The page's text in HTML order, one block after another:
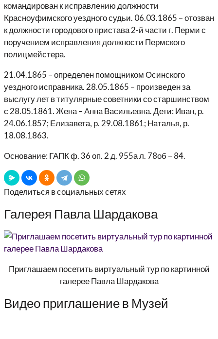
командирован к исправлению должности
Красноуфимского уездного судьи. 06.03.1865 – отозван
к должности городового пристава 2-й части г. Перми с
поручением исправления должности Пермского
полицмейстера.
21.04.1865 – определен помощником Осинского
уездного исправника. 28.05.1865 – произведен за
выслугу лет в титулярные советники со старшинством
с 28.05.1861. Жена – Анна Васильевна. Дети: Иван, р.
24.06.1857; Елизавета, р. 29.08.1861; Наталья, р.
18.08.1863.
Основание: ГАПК ф. 36 оп. 2 д. 955а л. 78об – 84.
Поделиться в социальных сетях
Галерея Павла Шардакова
Приглашаем посетить виртуальный тур по картинной
галерее Павла Шардакова
Видео приглашение в Музей